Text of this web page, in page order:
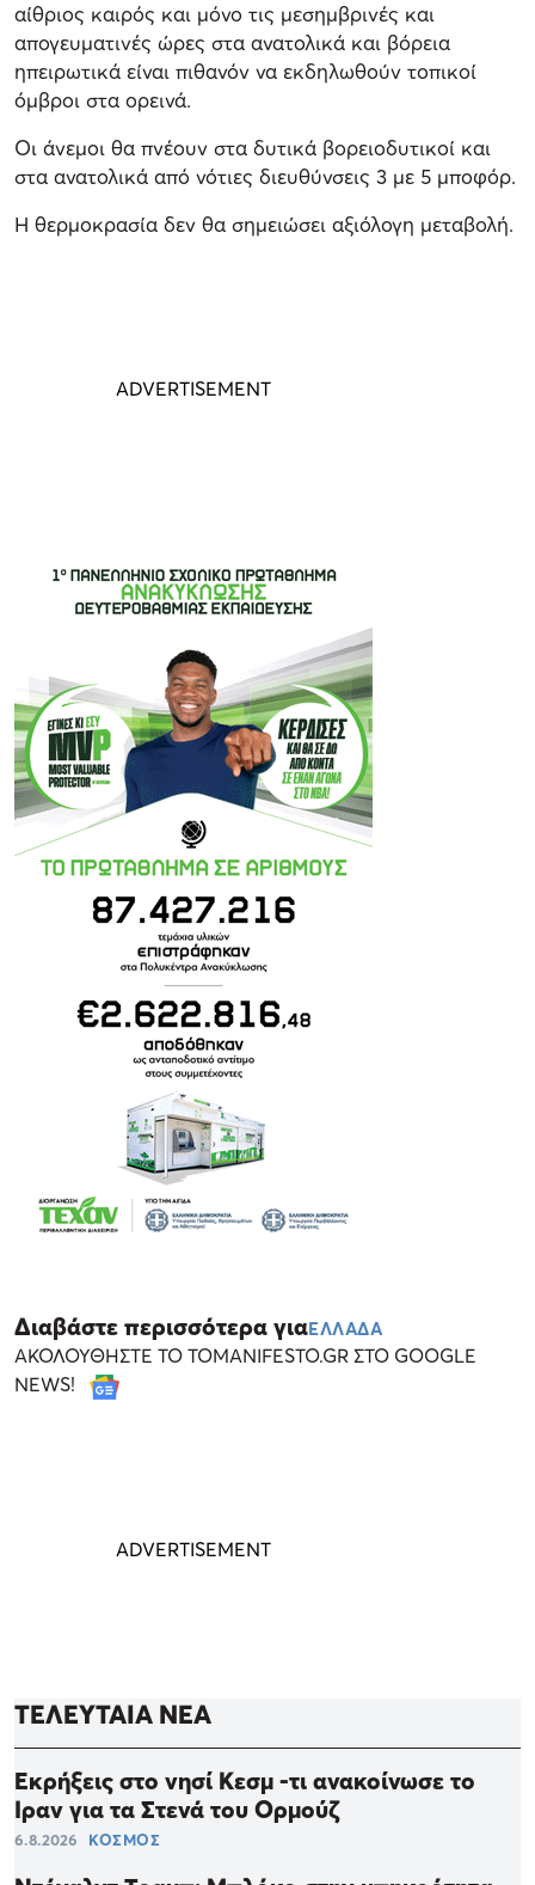
αίθριος καιρός και μόνο τις μεσημβρινές και
απογευματινές ώρες στα ανατολικά και βόρεια
ηπειρωτικά είναι πιθανόν να εκδηλωθούν τοπικοί
όμβροι στα ορεινά.
Οι άνεμοι θα πνέουν στα δυτικά βορειοδυτικοί και
στα ανατολικά από νότιες διευθύνσεις 3 με 5 μποφόρ.
Η θερμοκρασία δεν θα σημειώσει αξιόλογη μεταβολή.
Διαβάστε περισσότερα γιαΕΛΛΑΔΑ
ΑΚΟΛΟΥΘΗΣΤΕ ΤΟ TOMANIFESTO.GR ΣΤΟ GOOGLE
NEWS!
ΤΕΛΕΥΤΑΙΑ ΝΕΑ
Εκρήξεις στο νησί Κεσμ -τι ανακοίνωσε το
Ιραν για τα Στενά του Ορμούζ
6.8.2026 ΚΟΣΜΟΣ